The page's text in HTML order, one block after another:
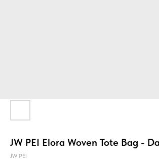
JW PEI Elora Woven Tote Bag -
JW PEI